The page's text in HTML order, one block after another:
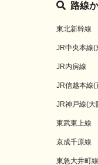
路線
東北新幹線
JR中央本線(
JR内房線
JR信越本線(
JR神戸線(大
東武東上線
京成千原線
東急大井町線